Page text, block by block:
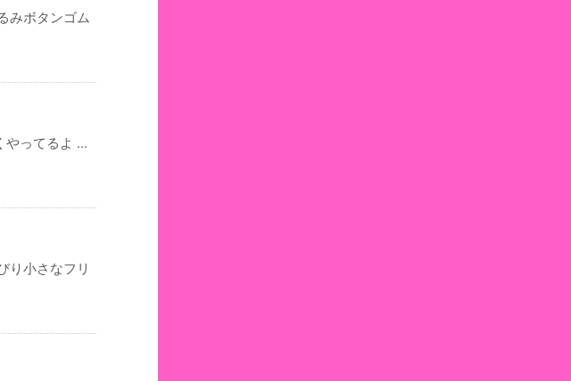
みボタンゴム
ってるよ ...
り小さなフリ